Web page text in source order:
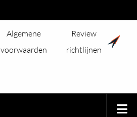
Algemene
voorwaarden
Review
richtlijnen